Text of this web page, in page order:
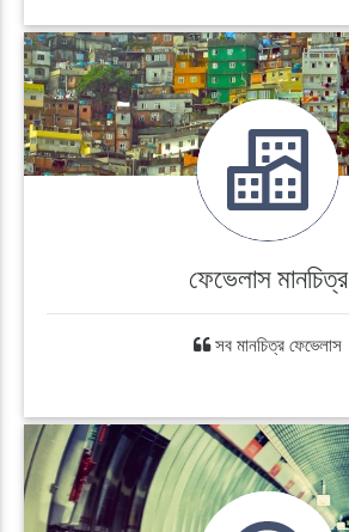
ফেভেলাস মানচিত্র
সব মানচিত্র ফেভেলাস